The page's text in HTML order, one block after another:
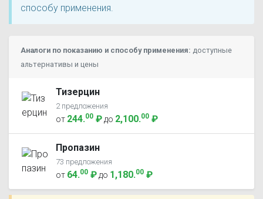
способу применения.
Аналоги по показанию и способу применения: доступные
альтернативы и цены
Тизерцин
2 предложения
от 244.00 ₽ до 2,100.00 ₽
Пропазин
73 предложения
от 64.00 ₽ до 1,180.00 ₽